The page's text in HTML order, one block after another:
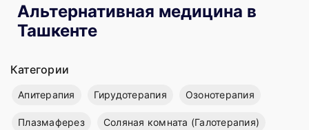
Альтернативная медицина в
Ташкенте
Категории
Апитерапия Гирудотерапия Озонотерапия
Плазмаферез Соляная комната (Галотерапия)